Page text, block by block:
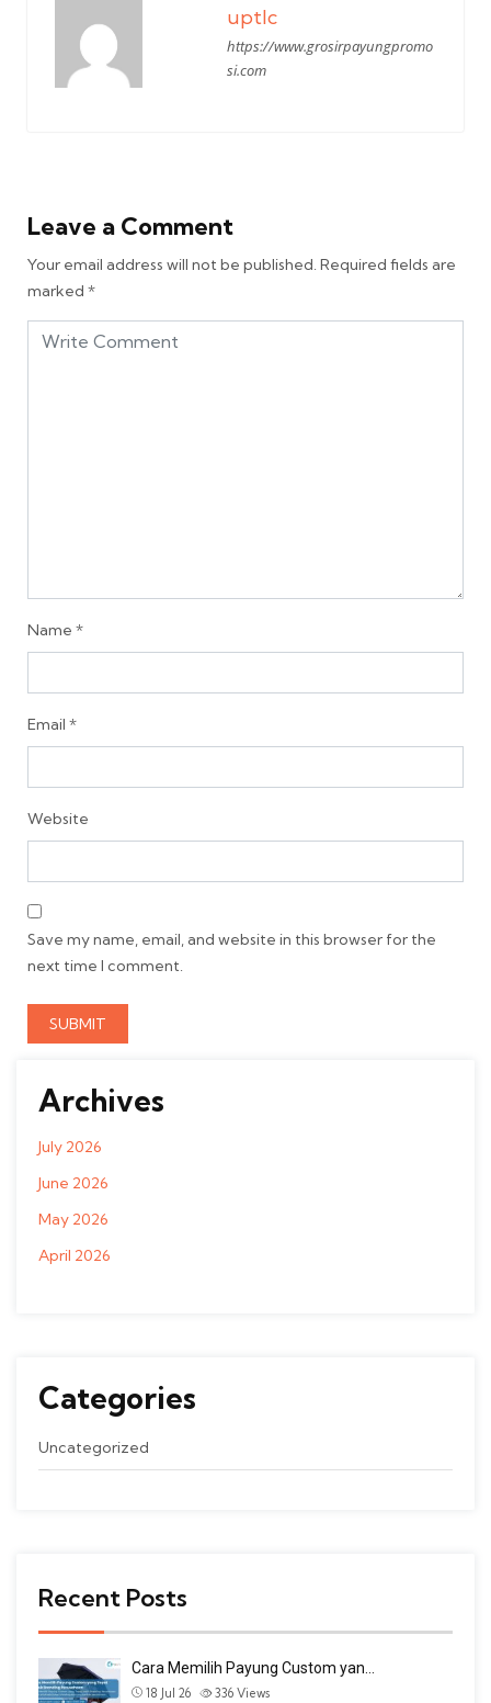
uptlc
https://www.grosirpayungpromo
si.com
Leave a Comment
Your email address will not be published. Required fields are
marked *
Name *
Email *
Website
Save my name, email, and website in this browser for the
next time I comment.
Archives
July 2026
June 2026
May 2026
April 2026
Categories
Uncategorized
Recent Posts
Cara Memilih Payung Custom yan…
18 Jul 26 336 Views